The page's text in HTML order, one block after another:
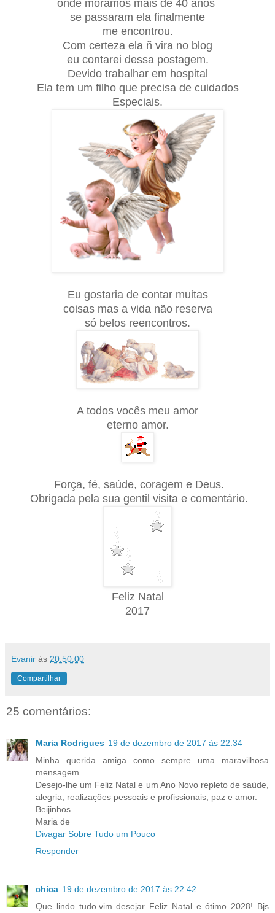
onde moramos mais de 40 anos
se passaram ela finalmente
me encontrou.
Com certeza ela ñ vira no blog
eu contarei dessa postagem.
Devido trabalhar em hospital
Ela tem um filho que precisa de cuidados
Especiais.
Eu gostaria de contar muitas
coisas mas a vida não reserva
só belos reencontros.
A todos vocês meu amor
eterno amor.
Força, fé, saúde, coragem e Deus.
Obrigada pela sua gentil visita e comentário.
Feliz Natal
2017
Evanir às 20:50:00
Compartilhar
25 comentários:
Maria Rodrigues 19 de dezembro de 2017 às 22:34
Minha querida amiga como sempre uma maravilhosa
mensagem.
Desejo-lhe um Feliz Natal e um Ano Novo repleto de saúde,
alegria, realizações pessoais e profissionais, paz e amor.
Beijinhos
Maria de
Divagar Sobre Tudo um Pouco
Responder
chica 19 de dezembro de 2017 às 22:42
Que lindo tudo.vim desejar Feliz Natal e ótimo 2028! Bjs